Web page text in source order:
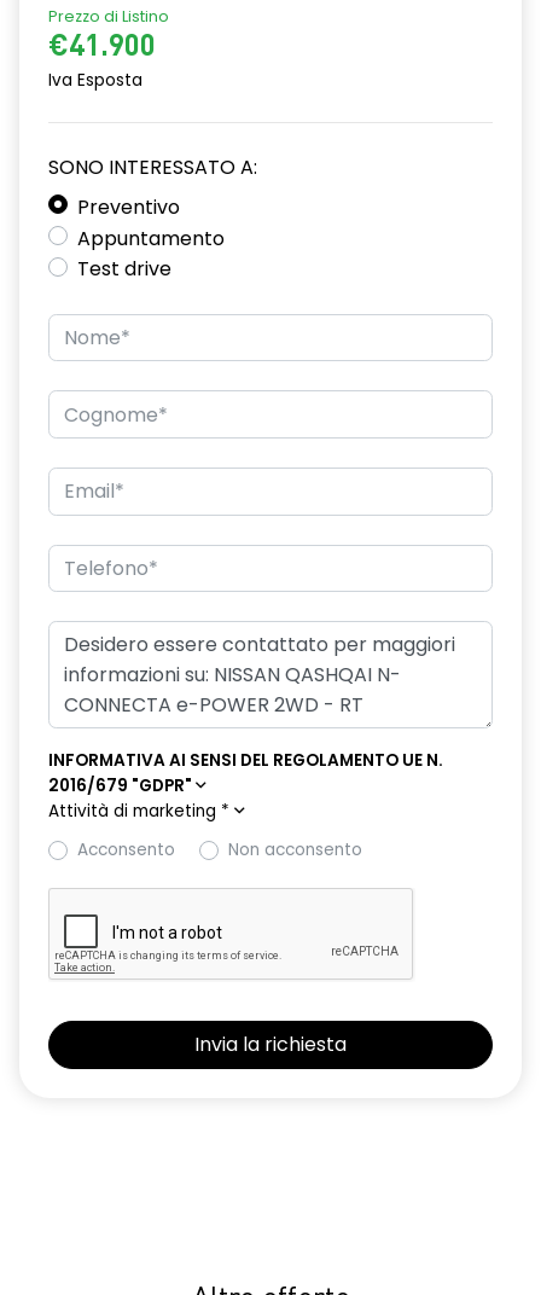
Prezzo di Listino
€41.900
Iva Esposta
SONO INTERESSATO A:
Preventivo
Appuntamento
Test drive
INFORMATIVA AI SENSI DEL REGOLAMENTO UE N.
2016/679 "GDPR"
Attività di marketing *
Acconsento
Non acconsento